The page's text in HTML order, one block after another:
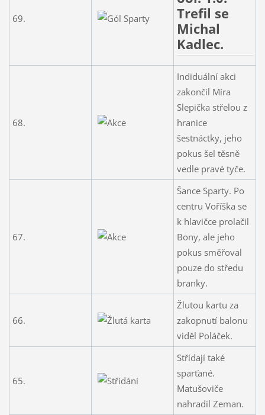
69.
Trefil se
Michal
Kadlec.
68.
Indiduální akci
zakončil Míra
Slepička střelou z
hranice
šestnáctky, jeho
pokus šel těsně
vedle pravé tyče.
67.
Šance Sparty. Po
centru Voříška se
k hlavičce prolačil
Bony, ale jeho
pokus směřoval
pouze do středu
branky.
66.
Žlutou kartu za
zakopnutí balonu
viděl Poláček.
65.
Střídají také
sparťané.
Matušoviče
nahradil Zeman.